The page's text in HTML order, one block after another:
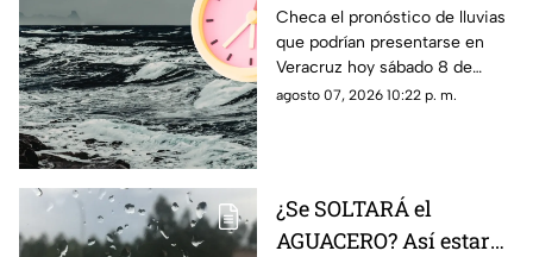
HORA EXACTA de las
lluvias en el estado de
Veracruz hoy 8 de
agosto de 2026
Checa el pronóstico de lluvias
que podrían presentarse en
Veracruz hoy sábado 8 de
agosto, así como la hora
agosto 07, 2026 10:22 p. m.
¿Se SOLTARÁ el
AGUACERO? Así estará